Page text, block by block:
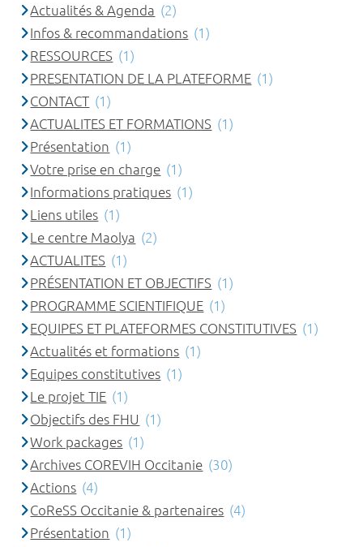
Actualités & Agenda (2)
Infos & recommandations (1)
RESSOURCES (1)
PRESENTATION DE LA PLATEFORME (1)
CONTACT (1)
ACTUALITES ET FORMATIONS (1)
Présentation (1)
Votre prise en charge (1)
Informations pratiques (1)
Liens utiles (1)
Le centre Maolya (2)
ACTUALITES (1)
PRÉSENTATION ET OBJECTIFS (1)
PROGRAMME SCIENTIFIQUE (1)
EQUIPES ET PLATEFORMES CONSTITUTIVES (1)
Actualités et formations (1)
Equipes constitutives (1)
Le projet TIE (1)
Objectifs des FHU (1)
Work packages (1)
Archives COREVIH Occitanie (30)
Actions (4)
CoReSS Occitanie & partenaires (4)
Présentation (1)